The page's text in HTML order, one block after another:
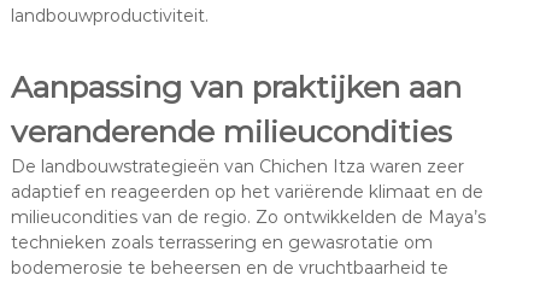
landbouwproductiviteit.
Aanpassing van praktijken aan
veranderende milieucondities
De landbouwstrategieën van Chichen Itza waren zeer
adaptief en reageerden op het variërende klimaat en de
milieucondities van de regio. Zo ontwikkelden de Maya’s
technieken zoals terrassering en gewasrotatie om
bodemerosie te beheersen en de vruchtbaarheid te